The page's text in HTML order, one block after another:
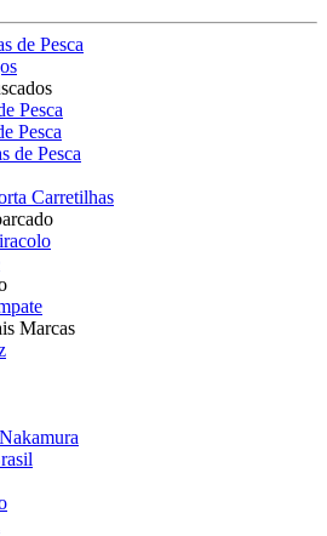
de Pesca
Pesca
Pesca
de Pesca
Carretilhas
Marcas